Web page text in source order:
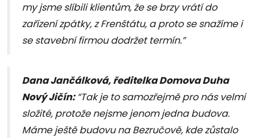
my jsme slíbili klientům, že se brzy vrátí do
zařízení zpátky, z Frenštátu, a proto se snažíme i
se stavební firmou dodržet termín.”
Dana Jančálková, ředitelka Domova Duha
Nový Jičín:“Tak je to samozřejmě pro nás velmi
složité, protože nejsme jenom jedna budova.
Máme ještě budovu na Bezručově, kde zůstalo